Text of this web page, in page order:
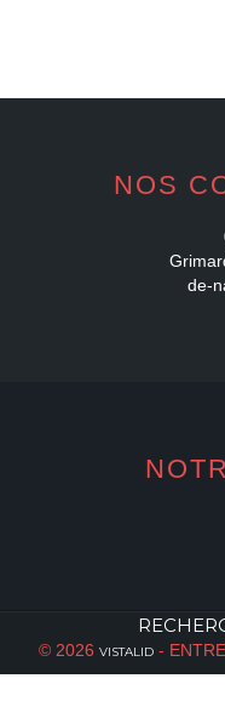
NOS
de-
© 2026 VISTALID -